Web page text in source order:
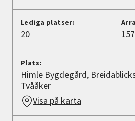
Lediga platser:
20
Plats:
Himle Bygdegård,
Tvååker
Visa på karta